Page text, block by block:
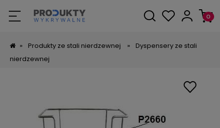
» Produkty ze stali nierdzewnej »
Dyspensery ze stali
nierdzewnej